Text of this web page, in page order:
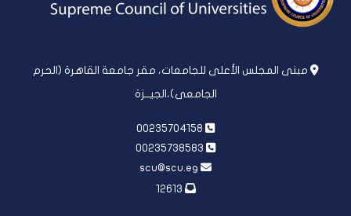
مبنى المجلس الأعلى للجامعات، مقر جامعة القاهرة (الحرم
الجامعى)،الجيــزة